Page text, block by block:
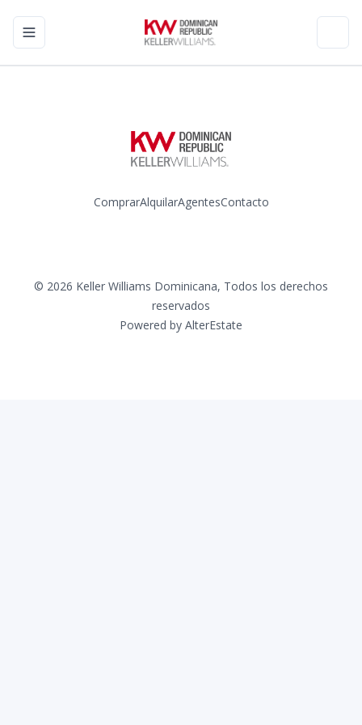
Toggle navigation menu
ComprarAlquilarAgentesContacto
© 2026 Keller Williams Dominicana, Todos los derechos
reservados
Powered by AlterEstate